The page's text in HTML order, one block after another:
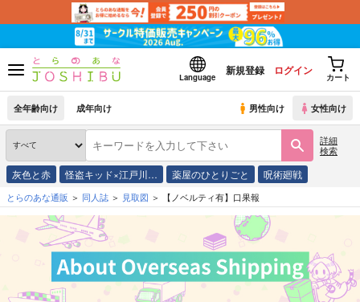
Language
新規登録 ログイン
カート
全年齢向け 成年向け 男性向け 女性向け
詳細
検索
灰色と赤 怪盗キッド×江戸川… 薬屋のひとりごと 呪術廻戦
とらのあな通販 同人誌 見取図 【ノベルティ有】口果報